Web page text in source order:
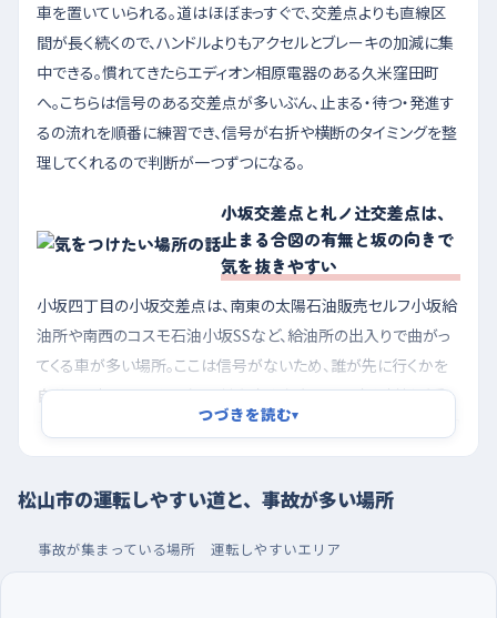
車を置いていられる。道はほぼまっすぐで、交差点よりも直線区
間が長く続くので、ハンドルよりもアクセルとブレーキの加減に集
中できる。慣れてきたらエディオン相原電器のある久米窪田町
へ。こちらは信号のある交差点が多いぶん、止まる・待つ・発進す
るの流れを順番に練習でき、信号が右折や横断のタイミングを整
理してくれるので判断が一つずつになる。
小坂交差点と札ノ辻交差点は、
止まる合図の有無と坂の向きで
気を抜きやすい
小坂四丁目の小坂交差点は、南東の太陽石油販売セルフ小坂給
油所や南西のコスモ石油小坂SSなど、給油所の出入りで曲がっ
てくる車が多い場所。ここは信号がないため、誰が先に行くかを
自分で見極めることになり、対向車や左右からの車と判断が重
なりやすい。本町三丁目の札ノ辻交差点は、北西に本町三丁目駅
があり路面電車や人の動きが絡むうえ、西へ向かってゆるく下っ
ている。下り坂は思ったより速度が乗るので、青が変わりかけた
ときに止まりきれない気持ちになりやすい。手前で早めに足をブ
レーキへ移し、坂の下り側では特にゆっくり近づくといい。
つづきを読む▾
松山市の運転しやすい道と、事故が多い場所
事故が集まっている場所 運転しやすいエリア